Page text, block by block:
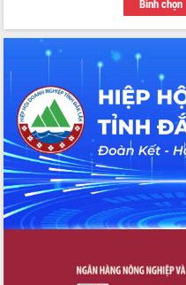
Tập huấn ứng dụng trí tuệ nhân tạo (AI)
trong thương mại điện tử năm 2026
Đoàn đại biểu Quốc hội tỉnh Đắk Lắk
trao đổi thông tin trước Kỳ họp thứ
nhất, Quốc hội khóa XVI
Quyết liệt cải cách hành chính, khơi
thông nguồn lực phát triển
Nâng cao hiệu lực, hiệu quả HĐND
tỉnh thông qua hiện đại hóa hành chính
Xã Ea Phê gắn cải cách hành chính với
chuyển đổi số
Phó Chủ tịch Thường trực UBND tỉnh
tâm Phục vụ hành chính công xã Ea
Bình chọn